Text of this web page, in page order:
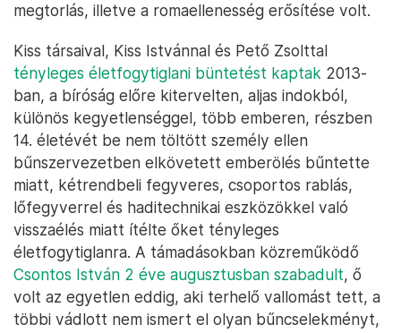
megtorlás, illetve a romaellenesség erősítése volt.
Kiss társaival, Kiss Istvánnal és Pető Zsolttal
tényleges életfogytiglani büntetést kaptak 2013-
ban, a bíróság előre kitervelten, aljas indokból,
különös kegyetlenséggel, több emberen, részben
14. életévét be nem töltött személy ellen
bűnszervezetben elkövetett emberölés bűntette
miatt, kétrendbeli fegyveres, csoportos rablás,
lőfegyverrel és haditechnikai eszközökkel való
visszaélés miatt ítélte őket tényleges
életfogytiglanra. A támadásokban közreműködő
Csontos István 2 éve augusztusban szabadult, ő
volt az egyetlen eddig, aki terhelő vallomást tett, a
többi vádlott nem ismert el olyan bűncselekményt,